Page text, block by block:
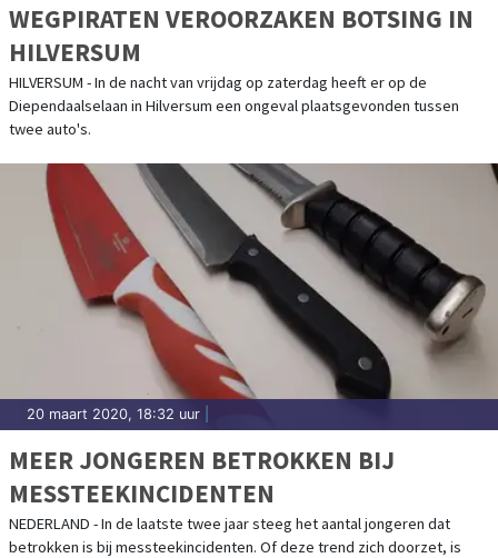
WEGPIRATEN VEROORZAKEN BOTSING IN
HILVERSUM
HILVERSUM - In de nacht van vrijdag op zaterdag heeft er op de
Diependaalselaan in Hilversum een ongeval plaatsgevonden tussen
twee auto's.
20 maart 2020, 18:32 uur
MEER JONGEREN BETROKKEN BIJ
MESSTEEKINCIDENTEN
NEDERLAND - In de laatste twee jaar steeg het aantal jongeren dat
betrokken is bij messteekincidenten. Of deze trend zich doorzet, is